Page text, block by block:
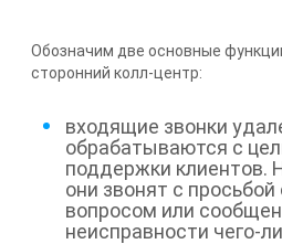
Обозначим две основные
сторонний колл-центр:
входящие звонки
обрабатываются с
поддержки клиентов.
они звонят с
вопросом или
неисправности чего-